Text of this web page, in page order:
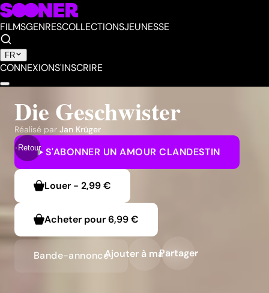
FILMSGENRESCOLLECTIONSJEUNESSE
FR
CONNEXIONS'INSCRIRE
Retour
Die Geschwister
Réalisé par Jan Krüger
S'ABONNER UN AMOUR CLANDESTIN
Louer - 2,99 €
Acheter pour6,99 €
Bande-annonceAjouter à ma liste
Partager